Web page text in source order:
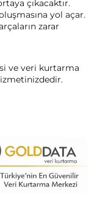
çıkacaktır.
yol açar.
zarar
ve veri kurtarma